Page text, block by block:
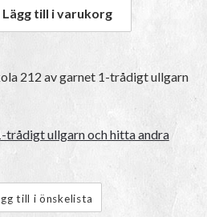
ullgarn | 212 Plantskola
Lägg till i varukorg
212 av garnet 1-trådigt ullgarn
trådigt ullgarn och hitta andra
till i önskelista